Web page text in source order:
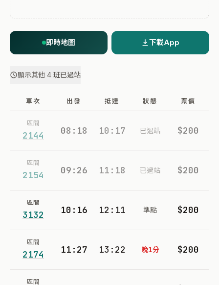
即時地圖 下載App
顯示其他 4 班已過站
車次 出發 抵達 狀態 票價
區間
2144 08:18 10:17 已過站 $200
區間
2154 09:26 11:18 已過站 $200
區間
3132 10:16 12:11 準點 $200
區間
2174 11:27 13:22 晚1分 $200
區間